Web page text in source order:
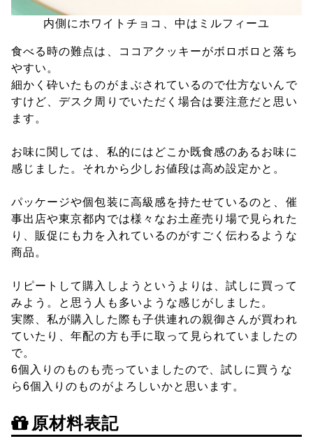
内側にホワイトチョコ、中はミルフィーユ
食べる時の難点は、ココアクッキーがボロボロと落ち
やすい。
細かく砕いたものがまぶされているので仕方ないんで
すけど、デスク周りでいただく場合は要注意だと思い
ます。
お味に関しては、私的にはどこか既食感のあるお味に
感じました。それから少しお値段は高め設定かと。
パッケージや個包装に高級感を持たせているのと、催
事出店や東京都内では様々なお土産売り場で見られた
り、販促にも力を入れているのがすごく伝わるような
商品。
リピートして購入しようというよりは、試しに買って
みよう。と思う人も多いような感じがしました。
実際、私が購入した際も子供連れの親御さんが買われ
ていたり、年配の方も手に取って見られていましたの
で。
6個入りのものも売っていましたので、試しに買うな
ら6個入りのものがよろしいかと思います。
原材料表記